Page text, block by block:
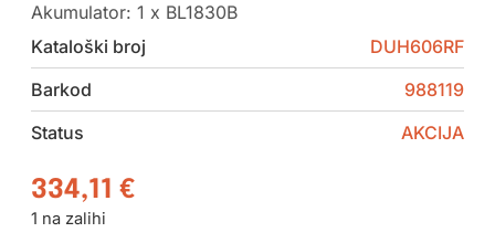
Akumulator: 1 x BL1830B
Kataloški broj
DUH606RF
Barkod
988119
Status
AKCIJA
334,11 €
1 na zalihi